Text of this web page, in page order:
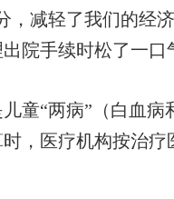
减轻了我们的经济
院手续时松了一口
“两病”（白血病
，医疗机构按治